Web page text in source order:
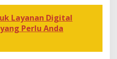
Layanan Digital
Perlu Anda